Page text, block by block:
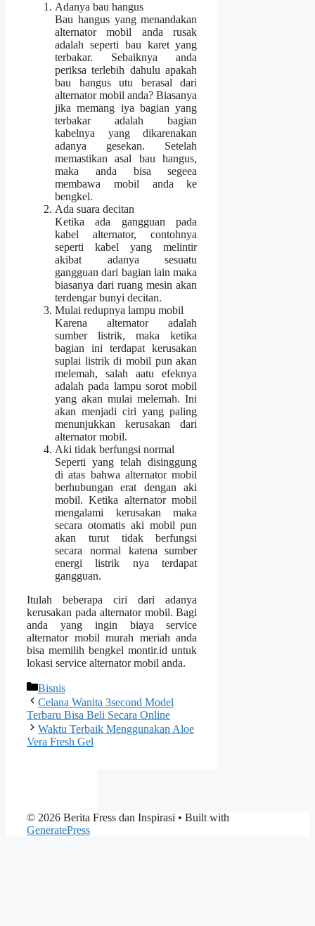
Adanya bau hangus
Bau hangus yang menandakan
alternator mobil anda rusak
adalah seperti bau karet yang
terbakar. Sebaiknya anda
periksa terlebih dahulu apakah
bau hangus utu berasal dari
alternator mobil anda? Biasanya
jika memang iya bagian yang
terbakar adalah bagian
kabelnya yang dikarenakan
adanya gesekan. Setelah
memastikan asal bau hangus,
maka anda bisa segeea
membawa mobil anda ke
bengkel.
Ada suara decitan
Ketika ada gangguan pada
kabel alternator, contohnya
seperti kabel yang melintir
akibat adanya sesuatu
gangguan dari bagian lain maka
biasanya dari ruang mesin akan
terdengar bunyi decitan.
Mulai redupnya lampu mobil
Karena alternator adalah
sumber listrik, maka ketika
bagian ini terdapat kerusakan
suplai listrik di mobil pun akan
melemah, salah aatu efeknya
adalah pada lampu sorot mobil
yang akan mulai melemah. Ini
akan menjadi ciri yang paling
menunjukkan kerusakan dari
alternator mobil.
Aki tidak berfungsi normal
Seperti yang telah disinggung
di atas bahwa alternator mobil
berhubungan erat dengan aki
mobil. Ketika alternator mobil
mengalami kerusakan maka
secara otomatis aki mobil pun
akan turut tidak berfungsi
secara normal katena sumber
energi listrik nya terdapat
gangguan.
Itulah beberapa ciri dari adanya
kerusakan pada alternator mobil. Bagi
anda yang ingin biaya service
alternator mobil murah meriah anda
bisa memilih bengkel montir.id untuk
lokasi service alternator mobil anda.
Categories
Bisnis
Celana Wanita 3second Model
Terbaru Bisa Beli Secara Online
Waktu Terbaik Menggunakan Aloe
Vera Fresh Gel
© 2026 Berita Fress dan Inspirasi • Built with
GeneratePress